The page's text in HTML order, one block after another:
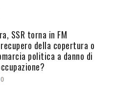
SSR torna in FM
della copertura o
politica a danno di
0